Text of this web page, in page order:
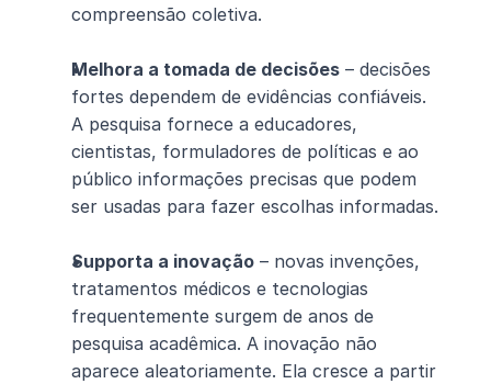
compreensão coletiva.
Melhora a tomada de decisões – decisões
fortes dependem de evidências confiáveis.
A pesquisa fornece a educadores,
cientistas, formuladores de políticas e ao
público informações precisas que podem
ser usadas para fazer escolhas informadas.
Supporta a inovação – novas invenções,
tratamentos médicos e tecnologias
frequentemente surgem de anos de
pesquisa acadêmica. A inovação não
aparece aleatoriamente. Ela cresce a partir